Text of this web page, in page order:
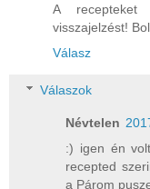
A
visszajelzést!
Válasz
Válaszok
Névtelen
:) igen én
recepted
a Párom